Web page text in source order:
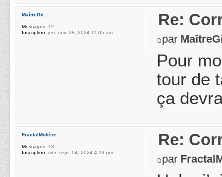
Re:
par
Pour
tour de
ça
MaîtreGit
Messages: 12
Inscription: jeu. nov. 28, 2024 11:05 am
Re:
par
FractalMolière
Messages: 13
Inscription: mer. sept. 04, 2024 4:13 pm